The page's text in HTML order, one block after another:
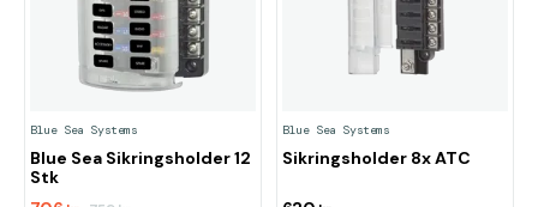
Blue Sea Systems
Blue Sea Sikringsholder 12
Stk
Blue Sea Systems
Sikringsholder 8x ATC